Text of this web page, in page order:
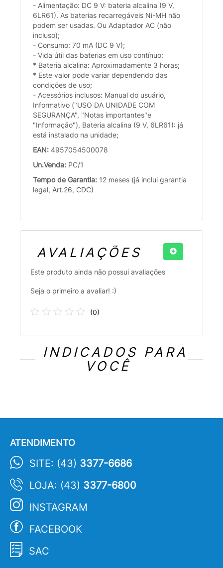
- Alimentação: DC 9 V: bateria alcalina (9 V,
6LR61). As baterias recarregáveis Ni-MH não
podem ser usadas. Ou Adaptador AC (não
incluso);
- Consumo: 70 mA (DC 9 V);
- Vida útil das baterias em uso contínuo:
* Bateria alcalina: Aproximadamente 3 horas;
* Este valor pode variar dependendo das
condições de uso;
- Acessórios inclusos: Manual do usuário,
Informativo ("USO DA UNIDADE COM
SEGURANÇA", "Notas importantes"e
"Informação"), Bateria alcalina (9 V, 6LR61): já
está instalado na unidade;
EAN: 4957054500078
Un.Venda: PC/1
Tempo de Garantia: 12 meses (já inclui garantia
legal, Art.26, CDC)
AVALIAÇÕES
Este produto ainda não possui avaliações
Seja o primeiro a avaliar! :)
(0)
INDICADOS PARA
VOCÊ
ATENDIMENTO
SITE: (43) 3377-6686
LOJA: (43) 3377-6800
INSTAGRAM
FACEBOOK
SAC